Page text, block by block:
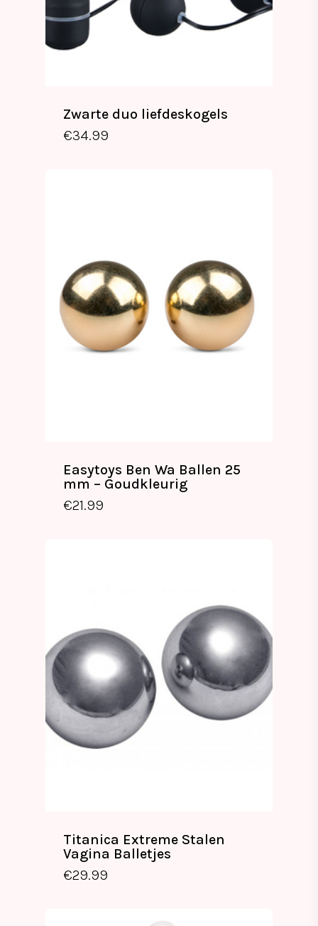
Zwarte duo liefdeskogels
€34.99
€34.99
Easytoys Ben Wa Ballen 25
mm – Goudkleurig
€21.99
€21.99
Titanica Extreme Stalen
Vagina Balletjes
€29.99
€29.99